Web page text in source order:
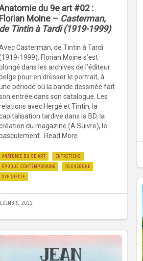
du 9e art #02 :
Moine – Casterman,
Tintin à Tardi (1919-1999)
Casterman, de Tintin à Tardi
1999), Florian Moine s’est
dans les archives de l’éditeur
pour en dresser le portrait, à
période où la bande dessinée fait
entrée dans son catalogue. Les
avec Hergé et Tintin, la
tardive dans la BD, la
du magazine (A Suivre), le
More
ANATOMIE DU 9E ART
ENTRETIENS
ÉPOQUE CONTEMPORAINE
RECHERCHE
XXE SIÈCLE
2022